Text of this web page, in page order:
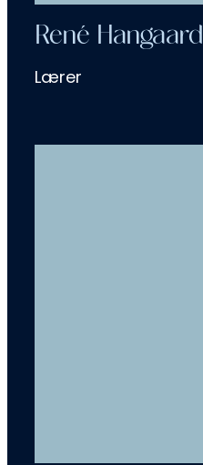
René Hangaard
Lærer